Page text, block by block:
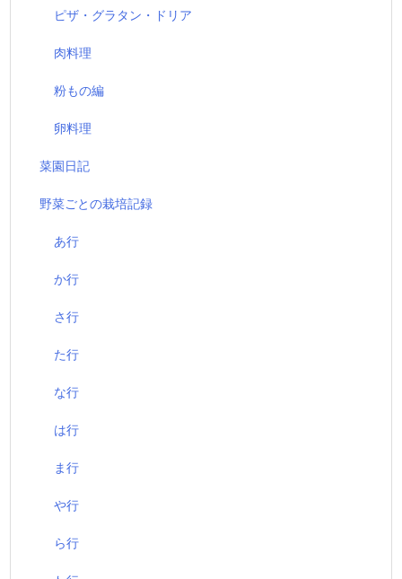
ピザ・グラタン・ドリア
肉料理
粉もの編
卵料理
菜園日記
野菜ごとの栽培記録
あ行
か行
さ行
た行
な行
は行
ま行
や行
ら行